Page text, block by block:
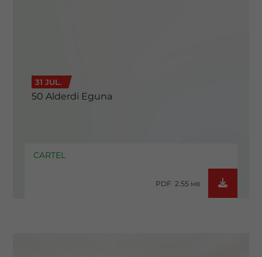
31 JUL.
50 Alderdi Eguna
CARTEL
PDF 2.55 MB